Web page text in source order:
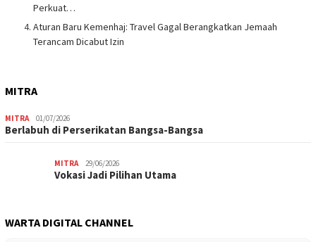
Perkuat…
Aturan Baru Kemenhaj: Travel Gagal Berangkatkan Jemaah
Terancam Dicabut Izin
MITRA
MITRA 01/07/2026
Berlabuh di Perserikatan Bangsa-Bangsa
MITRA 29/06/2026
Vokasi Jadi Pilihan Utama
WARTA DIGITAL CHANNEL